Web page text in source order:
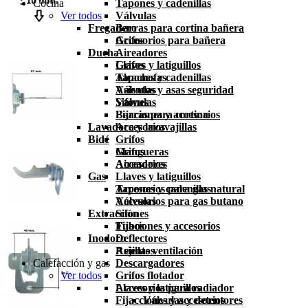
Tapones y cadenillas
Válvulas
Barras para cortina bañera
Accesorios para bañera
Ducha
Grifos
Alcachofas
Asientos y asas seguridad
Válvulas
Barras para cortina
Accesorios
Bidé
Grifos
Aireadores
Llaves y latiguillos
Tapones y cadenillas
Válvulas
Sifones
Fijaciones y accesorios
Inodoro
Asientos
Descargadores
Grifos flotador
Llaves y latiguillos
Fijacciones y accesorios
Cocina
Ver todos
Fregadero
Grifos
Aireadores
Llaves y latiguillos
Tapones y cadenillas
Válvulas
Sifones
Fijaciones y accesorios
Lavadora y lavavajillas
Grifos
Mangueras
Accesorios
Gas
Accesorios para gas natural
Accesorios para gas butano
Extracción
Tubos
Deflectores
Rejillas ventilación
Calefacción y gas
Ver todos
Accesorios para radiador
Válvulas y detentores